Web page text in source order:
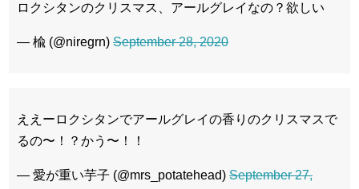
ロクシタンのクリスマス、アールグレイなの？欲しい
— 楡 (@niregrn) September 28, 2020
ええーロクシタンでアールグレイの香りのクリスマスで
るの〜！？かう〜！！
— 愛が重い芋子 (@mrs_potatehead) September 27,